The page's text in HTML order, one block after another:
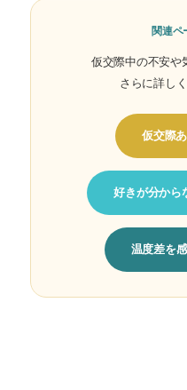
関連ペ
仮交際中の不安や
さらに詳し
仮交際
好きが分から
温度差を